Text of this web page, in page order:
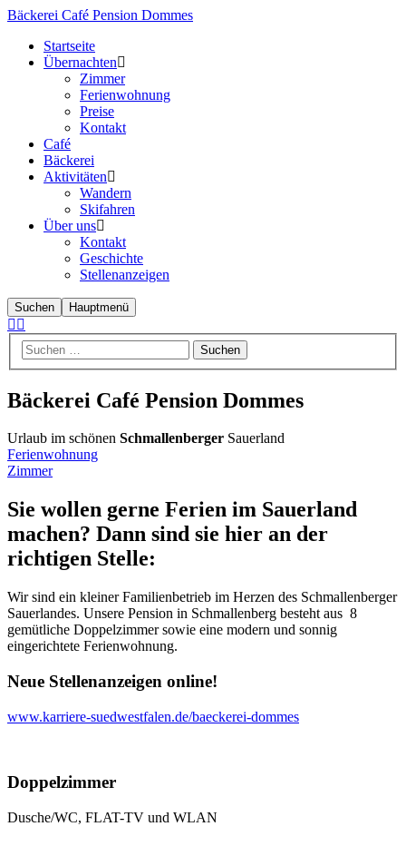
Bäckerei Café Pension Dommes
Startseite
Übernachten
Zimmer
Ferienwohnung
Preise
Kontakt
Café
Bäckerei
Aktivitäten
Wandern
Skifahren
Über uns
Kontakt
Geschichte
Stellenanzeigen
Suchen Hauptmenü
Bäckerei Café Pension Dommes
Urlaub im schönen Schmallenberger Sauerland
Ferienwohnung
Zimmer
Sie wollen gerne Ferien im Sauerland
machen? Dann sind sie hier an der
richtigen Stelle:
Wir sind ein kleiner Familienbetrieb im Herzen des Schmallenberger
Sauerlandes. Unsere Pension in Schmallenberg besteht aus 8
gemütliche Doppelzimmer sowie eine modern und sonnig
eingerichtete Ferienwohnung.
Neue Stellenanzeigen online!
www.karriere-suedwestfalen.de/baeckerei-dommes
Doppelzimmer
Dusche/WC, FLAT-TV und WLAN